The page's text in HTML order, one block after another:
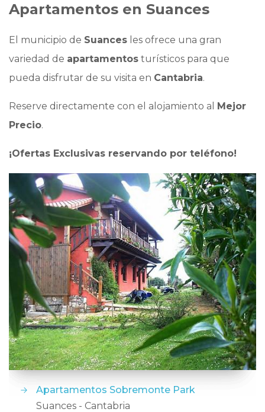
Apartamentos en Suances
El municipio de Suances les ofrece una gran
variedad de apartamentos turísticos para que
pueda disfrutar de su visita en Cantabria.
Reserve directamente con el alojamiento al
Mejor
Precio.
¡Ofertas Exclusivas reservando por teléfono!
Apartamentos Sobremonte Park
Suances - Cantabria